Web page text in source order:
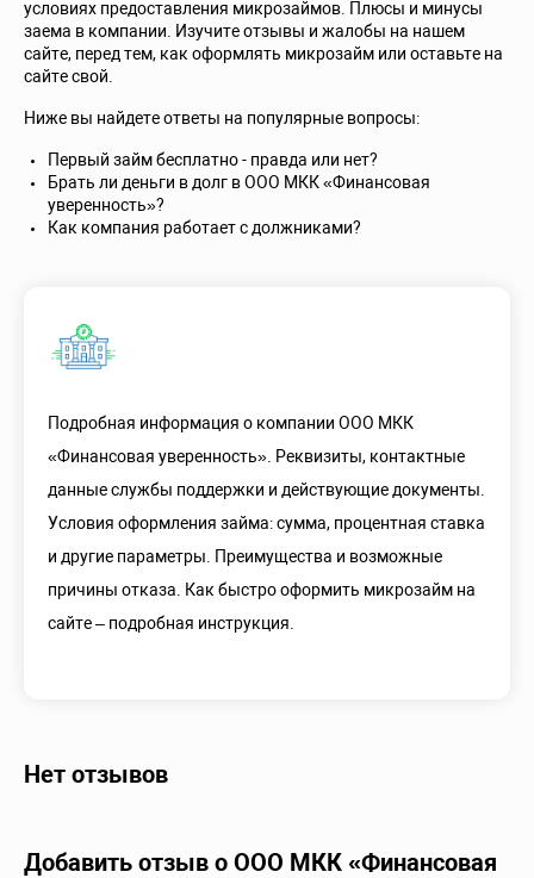
условиях предоставления микрозаймов. Плюсы и минусы
заема в компании. Изучите отзывы и жалобы на нашем
сайте, перед тем, как оформлять микрозайм или оставьте на
сайте свой.
Ниже вы найдете ответы на популярные вопросы:
Первый займ бесплатно - правда или нет?
Брать ли деньги в долг в ООО МКК «Финансовая
уверенность»?
Как компания работает с должниками?
Подробная информация о компании ООО МКК
«Финансовая уверенность». Реквизиты, контактные
данные службы поддержки и действующие документы.
Условия оформления займа: сумма, процентная ставка
и другие параметры. Преимущества и возможные
причины отказа. Как быстро оформить микрозайм на
сайте – подробная инструкция.
Нет отзывов
Добавить отзыв о ООО МКК «Финансовая